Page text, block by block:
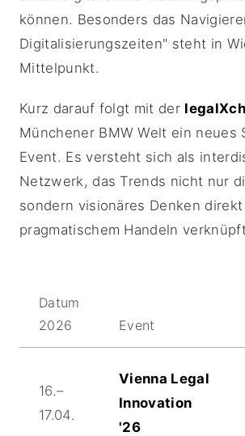
können. Besonders das
Digitalisierungszeiten" steht in
Mittelpunkt.
Kurz darauf folgt mit der
Münchener BMW Welt ein neues
Event. Es versteht sich als
Netzwerk, das Trends nicht nur
sondern visionäres Denken
pragmatischem Handeln
Datum
2026
Event
16.–
17.04.
Vienna Legal
Innovation
'26